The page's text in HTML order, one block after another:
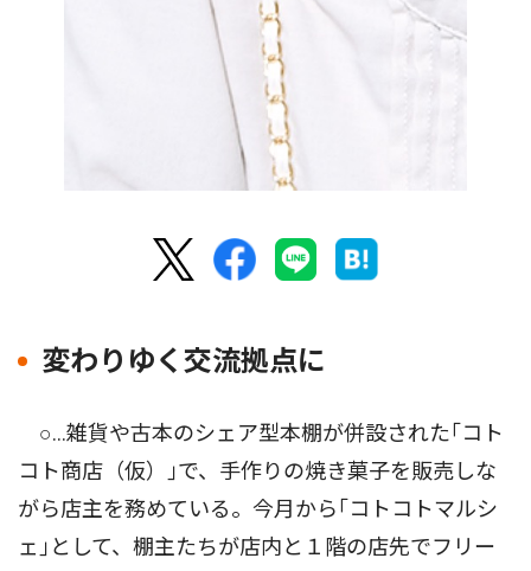
変わりゆく交流拠点に
○…雑貨や古本のシェア型本棚が併設された｢コト
コト商店（仮）｣で、手作りの焼き菓子を販売しな
がら店主を務めている。今月から｢コトコトマルシ
ェ｣として、棚主たちが店内と１階の店先でフリー